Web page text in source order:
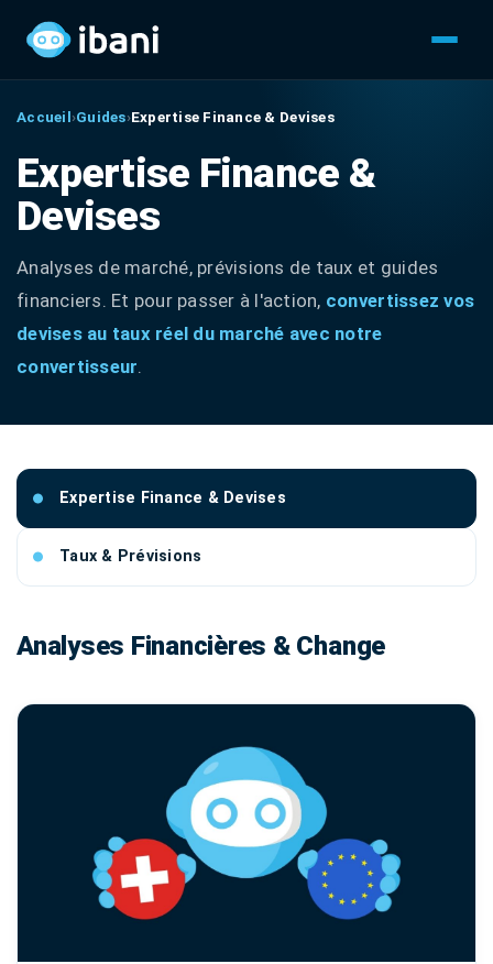
Accueil ›Guides›Expertise Finance & Devises
Expertise Finance &
Devises
Analyses de marché, prévisions de taux et guides
financiers. Et pour passer à l'action, convertissez vos
devises au taux réel du marché avec notre
convertisseur.
Expertise Finance & Devises
Taux & Prévisions
Analyses Financières & Change